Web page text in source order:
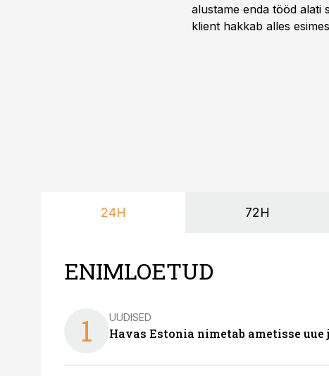
alustame enda tööd alati
klient hakkab alles
24H 72H
ENIMLOETUD
1 UUDISED
Havas Estonia nimetab ametisse uue